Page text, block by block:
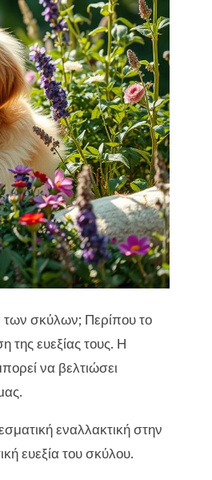
των σκύλων; Περίπου το
της ευεξίας τους. Η
να βελτιώσει
εναλλακτική στην
ευεξία του σκύλου.